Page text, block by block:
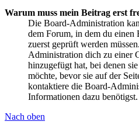
Warum muss mein Beitrag erst
Die Board-Administration
dem Forum, in dem du einen
zuerst geprüft werden
Administration dich zu einer
hinzugefügt hat, bei denen
möchte, bevor sie auf der
kontaktiere die Board-
Informationen dazu benötigst.
Nach oben